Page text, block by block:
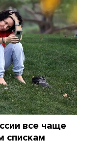
все чаще
спискам